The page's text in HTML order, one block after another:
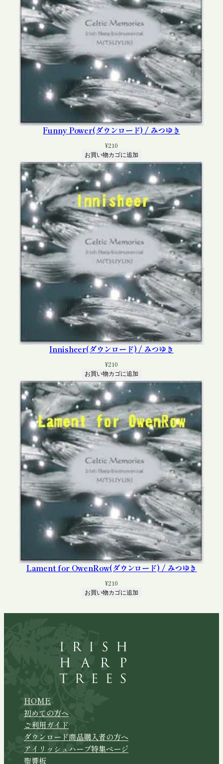
Funny Power(ダウンロード) / みつゆき
¥210
お買い物カゴに追加
Innisheer(ダウンロード) / みつゆき
¥210
お買い物カゴに追加
Lament for OwenRow(ダウンロード) / みつゆき
¥210
お買い物カゴに追加
HOME
初めての方へ
ご利用ガイド
ダウンロード商品購入者の方へ
アイリッシュハープ特集ページ
聖響板